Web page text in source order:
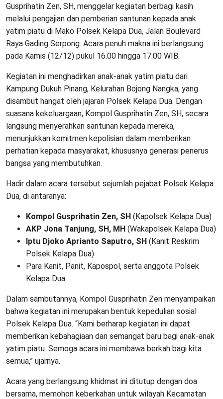
Gusprihatin Zen, SH, menggelar kegiatan berbagi kasih
melalui pengajian dan pemberian santunan kepada anak
yatim piatu di Mako Polsek Kelapa Dua, Jalan Boulevard
Raya Gading Serpong. Acara penuh makna ini berlangsung
pada Kamis (12/12) pukul 16.00 hingga 17.00 WIB.
Kegiatan ini menghadirkan anak-anak yatim piatu dari
Kampung Dukuh Pinang, Kelurahan Bojong Nangka, yang
disambut hangat oleh jajaran Polsek Kelapa Dua. Dengan
suasana kekeluargaan, Kompol Gusprihatin Zen, SH, secara
langsung menyerahkan santunan kepada mereka,
menunjukkan komitmen kepolisian dalam memberikan
perhatian kepada masyarakat, khususnya generasi penerus
bangsa yang membutuhkan.
Hadir dalam acara tersebut sejumlah pejabat Polsek Kelapa
Dua, di antaranya:
Kompol Gusprihatin Zen, SH (Kapolsek Kelapa Dua)
AKP Jona Tanjung, SH, MH (Wakapolsek Kelapa Dua)
Iptu Djoko Aprianto Saputro, SH (Kanit Reskrim
Polsek Kelapa Dua)
Para Kanit, Panit, Kapospol, serta anggota Polsek
Kelapa Dua.
Dalam sambutannya, Kompol Gusprihatin Zen menyampaikan
bahwa kegiatan ini merupakan bentuk kepedulian sosial
Polsek Kelapa Dua. “Kami berharap kegiatan ini dapat
memberikan kebahagiaan dan semangat baru bagi anak-anak
yatim piatu. Semoga acara ini membawa berkah bagi kita
semua,” ujarnya.
Acara yang berlangsung khidmat ini ditutup dengan doa
bersama, memohon keberkahan untuk wilayah Kecamatan